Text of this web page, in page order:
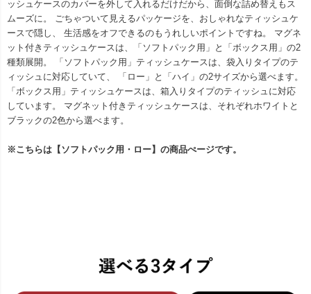
ッシュケースのカバーを外して入れるだけだから、面倒な詰め替えもス
ムーズに。 ごちゃついて見えるパッケージを、おしゃれなティッシュケ
ースで隠し、 生活感をオフできるのもうれしいポイントですね。 マグネ
ット付きティッシュケースは、「ソフトパック用」と「ボックス用」の2
種類展開。 「ソフトパック用」ティッシュケースは、袋入りタイプのテ
ィッシュに対応していて、 「ロー」と「ハイ」の2サイズから選べます。
「ボックス用」ティッシュケースは、箱入りタイプのティッシュに対応
しています。 マグネット付きティッシュケースは、それぞれホワイトと
ブラックの2色から選べます。
※こちらは【ソフトパック用・ロー】の商品ぺージです。